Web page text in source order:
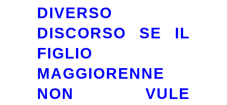
DIVERSO
DISCORSO SE IL
FIGLIO
MAGGIORENNE
NON VULE